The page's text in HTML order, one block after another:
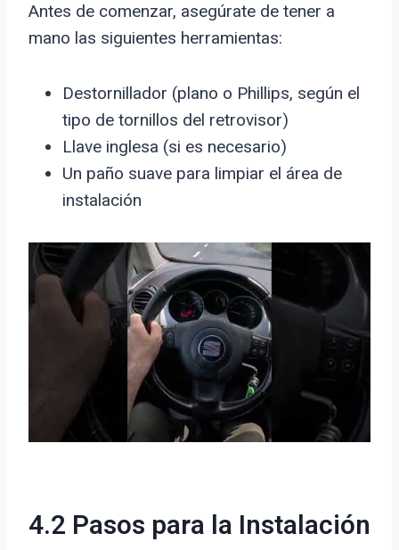
Antes de comenzar, asegúrate de tener a
mano las siguientes herramientas:
Destornillador (plano o Phillips, según el
tipo de tornillos del retrovisor)
Llave inglesa (si es necesario)
Un paño suave para limpiar el área de
instalación
4.2 Pasos para la Instalación